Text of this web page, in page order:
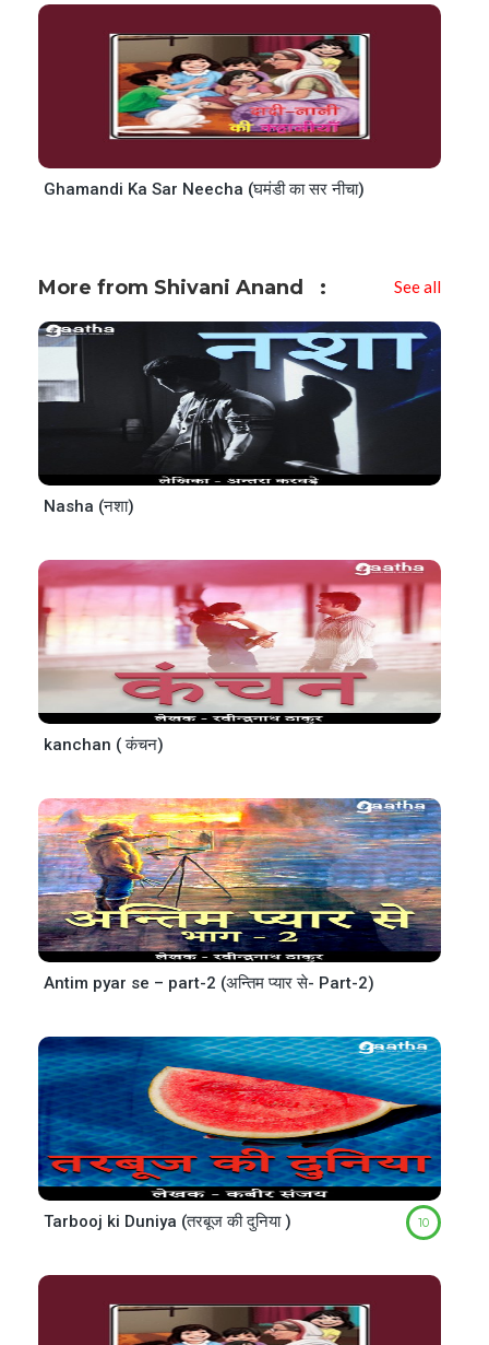
Ghamandi Ka Sar Neecha (घमंडी का सर नीचा)
More from Shivani Anand See all
Nasha (नशा)
kanchan ( कंचन)
Antim pyar se – part-2 (अन्तिम प्यार से- Part-2)
Tarbooj ki Duniya (तरबूज की दुनिया ) 10